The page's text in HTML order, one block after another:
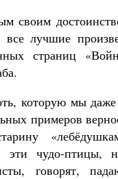
своим
все лучшие
страниц
которую мы
примеров
эти чудо-
говорят,